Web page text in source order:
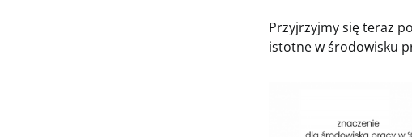
Przyjrzyjmy się teraz
istotne w środowisku